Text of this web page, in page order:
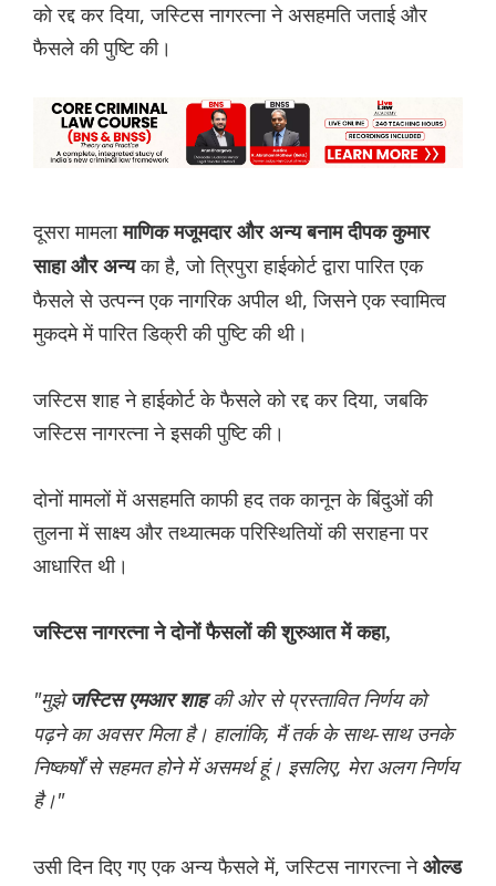
को रद्द कर दिया, जस्टिस नागरत्ना ने असहमति जताई और
फैसले की पुष्टि की।
दूसरा मामलामाणिक मजूमदार और अन्य बनाम दीपक कुमार
साहा और अन्यका है, जो त्रिपुरा हाईकोर्ट द्वारा पारित एक
फैसले से उत्पन्न एक नागरिक अपील थी, जिसने एक स्वामित्व
मुकदमे में पारित डिक्री की पुष्टि की थी।
जस्टिस शाह ने हाईकोर्ट के फैसले को रद्द कर दिया, जबकि
जस्टिस नागरत्ना ने इसकी पुष्टि की।
दोनों मामलों में असहमति काफी हद तक कानून के बिंदुओं की
तुलना में साक्ष्य और तथ्यात्मक परिस्थितियों की सराहना पर
आधार‌ित थी।
जस्टिस नागरत्ना ने दोनों फैसलों की शुरुआत में कहा,
"मुझेजस्टिस एमआर शाहकी ओर से प्रस्तावित निर्णय को
पढ़ने का अवसर मिला है। हालांकि, मैं तर्क के साथ-साथ उनके
निष्कर्षों से सहमत होने में असमर्थ हूं। इसलिए, मेरा अलग निर्णय
है।"
उसी दिन दिए गए एक अन्य फैसले में, जस्टिस नागरत्ना ने ओल्ड